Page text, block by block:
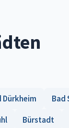
Dürkheim
Bad
Bürstadt